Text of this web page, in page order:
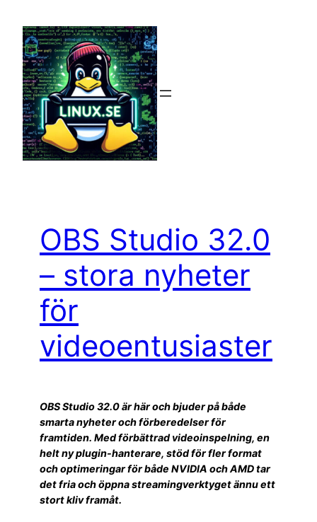
innehåll
OBS Studio 32.0
– stora nyheter
för
videoentusiaster
OBS Studio 32.0 är här och bjuder på både
smarta nyheter och förberedelser för
framtiden. Med förbättrad videoinspelning, en
helt ny plugin-hanterare, stöd för fler format
och optimeringar för både NVIDIA och AMD tar
det fria och öppna streamingverktyget ännu ett
stort kliv framåt.